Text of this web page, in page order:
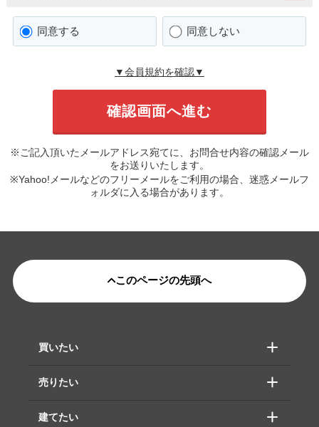
同意する 同意しない
▼会員規約を確認▼
※ご記入頂いたメールアドレス宛てに、お問合せ内容の確認メール
をお送りいたします。
※Yahoo!メールなどのフリーメールをご利用の場合、迷惑メールフ
ォルダに入る場合があります。
このページの先頭へ
買いたい
売りたい
建てたい